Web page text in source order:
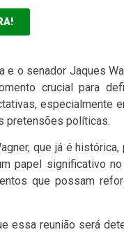
e o senador Jaques
crucial para
especialmente
pretensões políticas.
que já é
papel significativo
que possam
essa reunião será